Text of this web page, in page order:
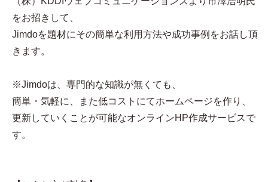
をお招きして、
Jimdoを題材にその簡単な利用方法や成功事例をお話し頂
きます。
※Jimdoは、専門的な知識が無くても、
簡単・気軽に、また低コストにてホームページを作り、
更新していくことが可能なオンラインHP作成サービスで
す。